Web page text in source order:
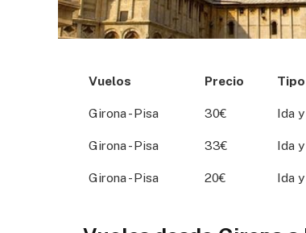
Vuelos Precio Tipo
Girona - Pisa 30€ Ida
Girona - Pisa 33€ Ida
Girona - Pisa 20€ Ida